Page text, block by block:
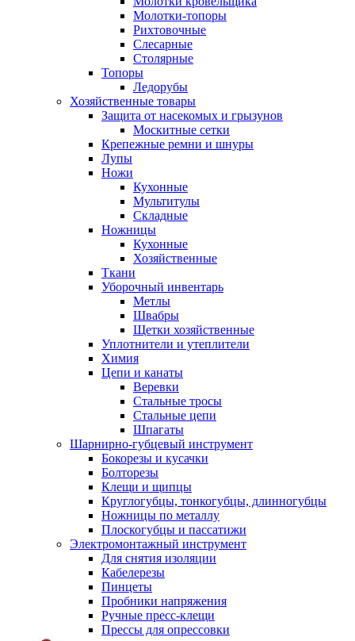
Молотки-топоры
Рихтовочные
Слесарные
Столярные
Топоры
Ледорубы
Хозяйственные товары
Защита от насекомых и грызунов
Москитные сетки
Крепежные ремни и шнуры
Лупы
Ножи
Кухонные
Мультитулы
Складные
Ножницы
Кухонные
Хозяйственные
Ткани
Уборочный инвентарь
Метлы
Швабры
Щетки хозяйственные
Уплотнители и утеплители
Химия
Цепи и канаты
Веревки
Стальные тросы
Стальные цепи
Шпагаты
Шарнирно-губцевый инструмент
Бокорезы и кусачки
Болторезы
Клещи и щипцы
Круглогубцы, тонкогубцы, длинногубцы
Ножницы по металлу
Плоскогубцы и пассатижи
Электромонтажный инструмент
Для снятия изоляции
Кабелерезы
Пинцеты
Пробники напряжения
Ручные пресс-клещи
Прессы для опрессовки